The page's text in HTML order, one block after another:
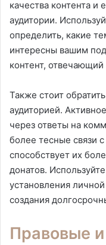
качества контента и
аудитории.
определить, какие
интересны вашим
контент,
Также стоит
аудиторией.
через ответы на
более тесные связи
способствует их
донатов.
установления
создания
Правовые